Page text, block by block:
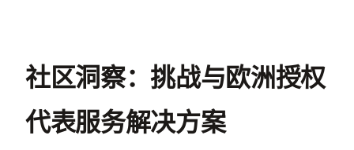
社区洞察：挑战与欧洲授权
代表服务解决方案